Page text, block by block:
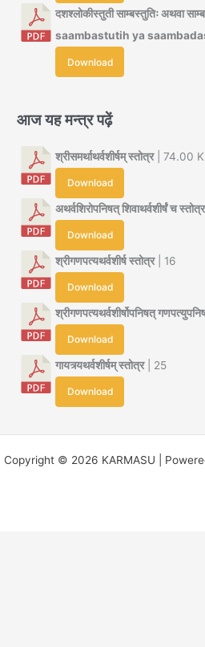
दशश्लोकीस्तुती साम्बस्तुतिः अथवा
saambastutih ya
Download
आज यह मन्त्र पढ़ें
श्रीसमर्थाथर्वशीर्षम् स्तोत्र| 74.00
Download
अथर्वशिरोपनिषत् शिवाथर्वशीर्षं च स्तोत्र
Download
श्रीगणपत्यथर्वशीर्ष स्तोत्र| 16
Download
श्रीगणपत्यथर्वशीर्षोपनिषत्
Download
गायत्र्यथर्वशीर्षम् स्तोत्र| 25
Download
Copyright © 2026 KARMASU |